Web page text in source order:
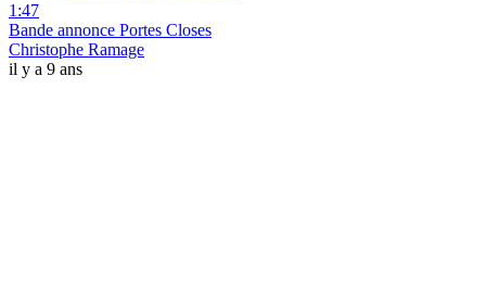
1:47
Bande annonce Portes Closes
Christophe Ramage
il y a 9 ans